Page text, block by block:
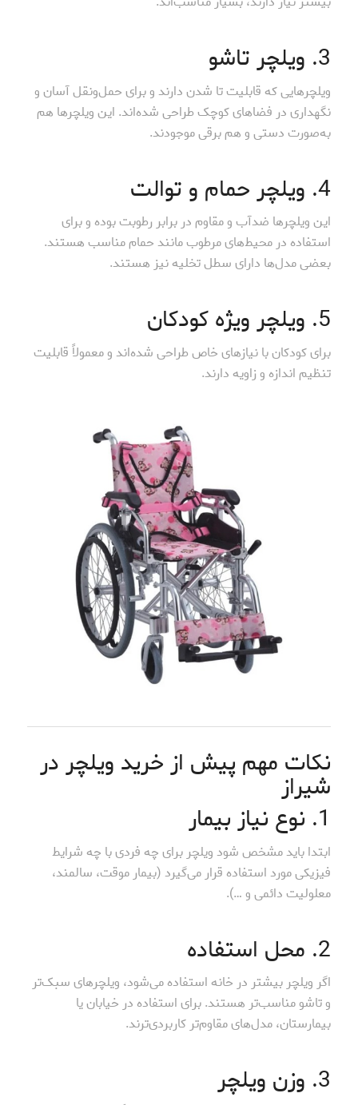
3. ویلچر تاشو
ویلچرهایی که قابلیت تا شدن دارند و برای حمل‌ونقل آسان و
نگهداری در فضاهای کوچک طراحی شده‌اند. این ویلچرها هم
به‌صورت دستی و هم برقی موجودند.
4. ویلچر حمام و توالت
این ویلچرها ضدآب و مقاوم در برابر رطوبت بوده و برای
استفاده در محیط‌های مرطوب مانند حمام مناسب هستند.
بعضی مدل‌ها دارای سطل تخلیه نیز هستند.
5. ویلچر ویژه کودکان
برای کودکان با نیازهای خاص طراحی شده‌اند و معمولاً قابلیت
تنظیم اندازه و زاویه دارند.
نکات مهم پیش از خرید ویلچر در
شیراز
1. نوع نیاز بیمار
ابتدا باید مشخص شود ویلچر برای چه فردی با چه شرایط
فیزیکی مورد استفاده قرار می‌گیرد (بیمار موقت، سالمند،
معلولیت دائمی و …).
2. محل استفاده
اگر ویلچر بیشتر در خانه استفاده می‌شود، ویلچرهای سبک‌تر
و تاشو مناسب‌تر هستند. برای استفاده در خیابان یا
بیمارستان، مدل‌های مقاوم‌تر کاربردی‌ترند.
3. وزن ویلچر